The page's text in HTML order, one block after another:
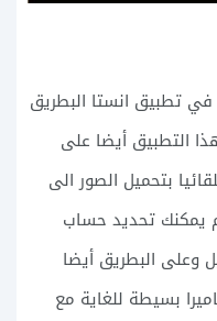
تطبيق انستا البطريق
التطبيق أيضا على
بتحميل الصور الى
يمكنك تحديد حساب
وعلى البطريق أيضا
بسيطة للغاية مع